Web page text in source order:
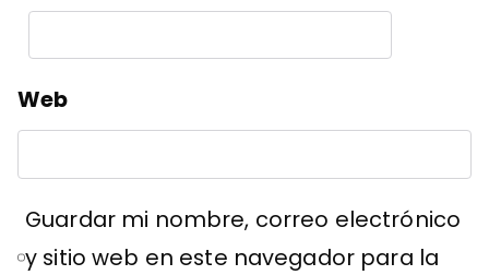
Web
Guardar mi nombre, correo electrónico
y sitio web en este navegador para la